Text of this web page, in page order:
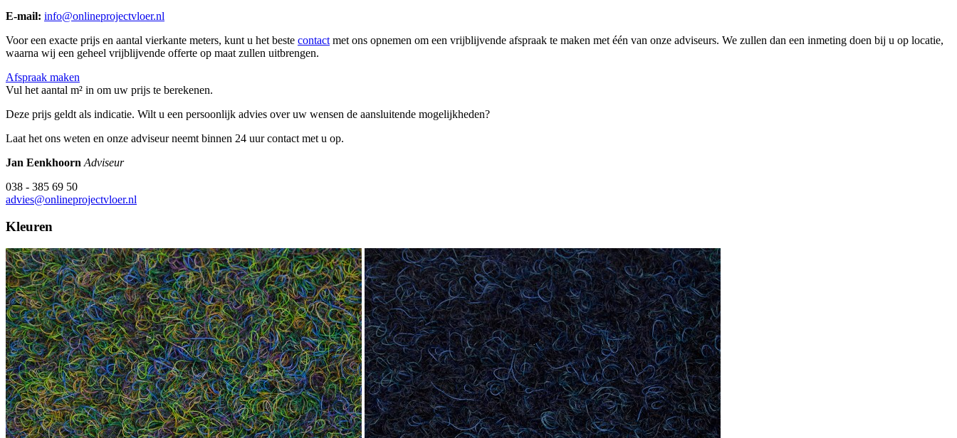
E-mail: info@onlineprojectvloer.nl
Voor een exacte prijs en aantal vierkante meters, kunt u het beste contact met ons opnemen om een vrijblijvende afspraak te maken met één van onze adviseurs. We zullen dan een inmeting doen bij u op locatie,
waarna wij een geheel vrijblijvende offerte op maat zullen uitbrengen.
Afspraak maken
Vul het aantal m² in om uw prijs te berekenen.
Deze prijs geldt als indicatie. Wilt u een persoonlijk advies over uw wensen de aansluitende mogelijkheden?
Laat het ons weten en onze adviseur neemt binnen 24 uur contact met u op.
Jan Eenkhoorn Adviseur
038 - 385 69 50
advies@onlineprojectvloer.nl
Kleuren